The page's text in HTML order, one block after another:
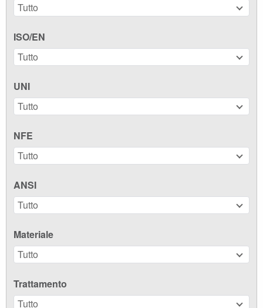
Tutto
ISO/EN
Tutto
UNI
Tutto
NFE
Tutto
ANSI
Tutto
Materiale
Tutto
Trattamento
Tutto